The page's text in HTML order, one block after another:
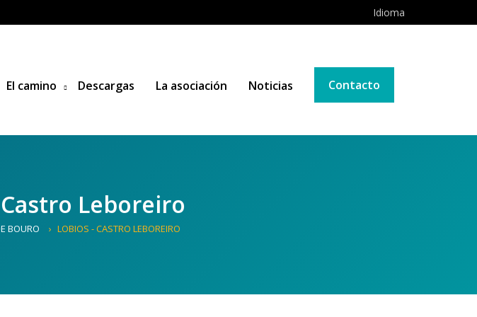
Idioma
El camino Descargas La asociación Noticias Contacto
Leboreiro
BOURO LOBIOS - CASTRO LEBOREIRO